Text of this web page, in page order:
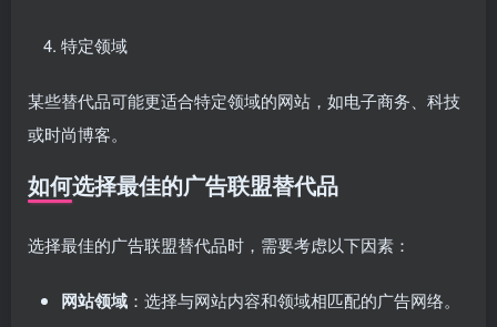
特定领域
某些替代品可能更适合特定领域的网站，如电子商务、科技
或时尚博客。
如何选择最佳的广告联盟替代品
选择最佳的广告联盟替代品时，需要考虑以下因素：
网站领域 ：选择与网站内容和领域相匹配的广告网络。